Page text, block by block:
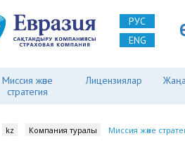
РУС
ENG
Миссия және
стратегия
Лицензиялар
kz Компания туралы Миссия және